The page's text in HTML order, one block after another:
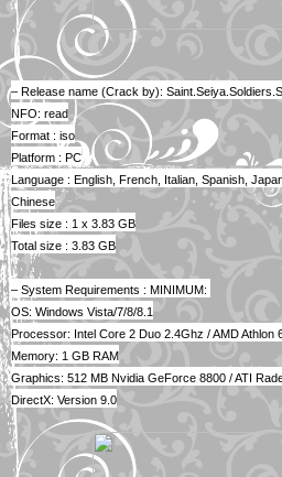
– Release name (Crack by):
NFO: read
Format : iso
Platform : PC
Language : English, French, Italian, Spanish,
Chinese
Files size : 1 x 3.83 GB
Total size : 3.83 GB
– System Requirements : MINIMUM:
OS: Windows Vista/7/8/8.1
Processor: Intel Core 2 Duo 2.4Ghz / AMD Athlon
Memory: 1 GB RAM
Graphics: 512 MB Nvidia GeForce 8800 / ATI
DirectX: Version 9.0